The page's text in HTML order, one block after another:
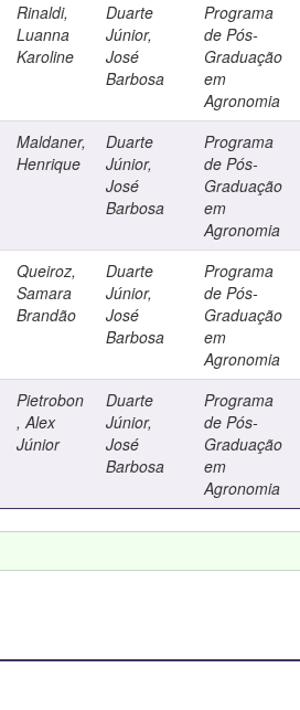
Rinaldi,
Luanna
Karoline
Duarte
Júnior,
José
Barbosa
Programa
de Pós-
Graduação
em
Agronomia
Maldaner,
Henrique
Duarte
Júnior,
José
Barbosa
Programa
de Pós-
Graduação
em
Agronomia
Queiroz,
Samara
Brandão
Duarte
Júnior,
José
Barbosa
Programa
de Pós-
Graduação
em
Agronomia
Pietrobon
, Alex
Júnior
Duarte
Júnior,
José
Barbosa
Programa
de Pós-
Graduação
em
Agronomia